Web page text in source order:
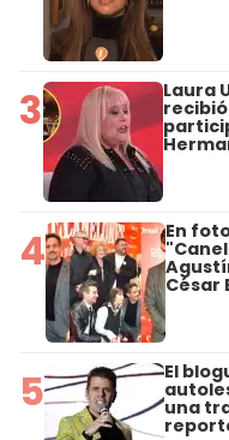
3 Laura
4 En
César
5 El
una